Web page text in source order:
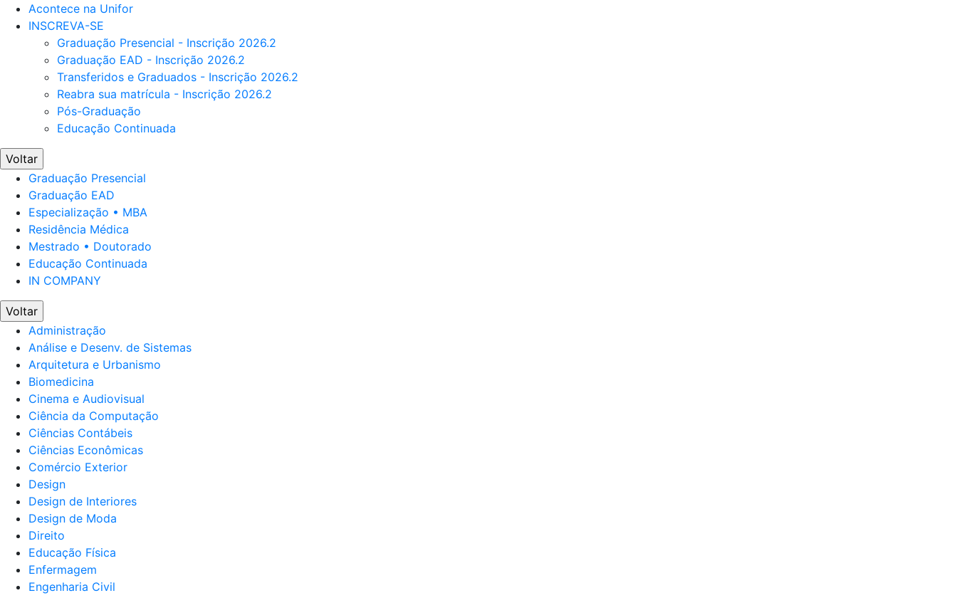
Acontece na Unifor
INSCREVA-SE
Graduação Presencial - Inscrição 2026.2
Graduação EAD - Inscrição 2026.2
Transferidos e Graduados - Inscrição 2026.2
Reabra sua matrícula - Inscrição 2026.2
Pós-Graduação
Educação Continuada
Voltar
Graduação Presencial
Graduação EAD
Especialização • MBA
Residência Médica
Mestrado • Doutorado
Educação Continuada
IN COMPANY
Voltar
Administração
Análise e Desenv. de Sistemas
Arquitetura e Urbanismo
Biomedicina
Cinema e Audiovisual
Ciência da Computação
Ciências Contábeis
Ciências Econômicas
Comércio Exterior
Design
Design de Interiores
Design de Moda
Direito
Educação Física
Enfermagem
Engenharia Civil